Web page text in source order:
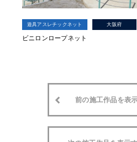
遊具アスレチックネット 大阪府
ビニロンロープネット
前の施工作品を表